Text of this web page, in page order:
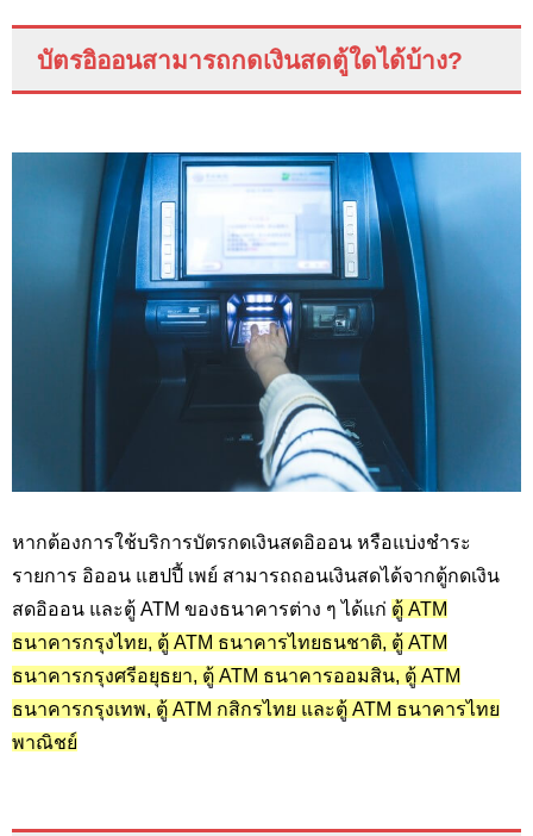
บัตรอิออนสามารถกดเงินสดตู้ใดได้บ้าง?
หากต้องการใช้บริการบัตรกดเงินสดอิออน หรือแบ่งชำระ
รายการ อิออน แฮปปี้ เพย์ สามารถถอนเงินสดได้จากตู้กดเงิน
สดอิออน และตู้ ATM ของธนาคารต่าง ๆ ได้แก่ ตู้ ATM
ธนาคารกรุงไทย, ตู้ ATM ธนาคารไทยธนชาติ, ตู้ ATM
ธนาคารกรุงศรีอยุธยา, ตู้ ATM ธนาคารออมสิน, ตู้ ATM
ธนาคารกรุงเทพ, ตู้ ATM กสิกรไทย และตู้ ATM ธนาคารไทย
พาณิชย์